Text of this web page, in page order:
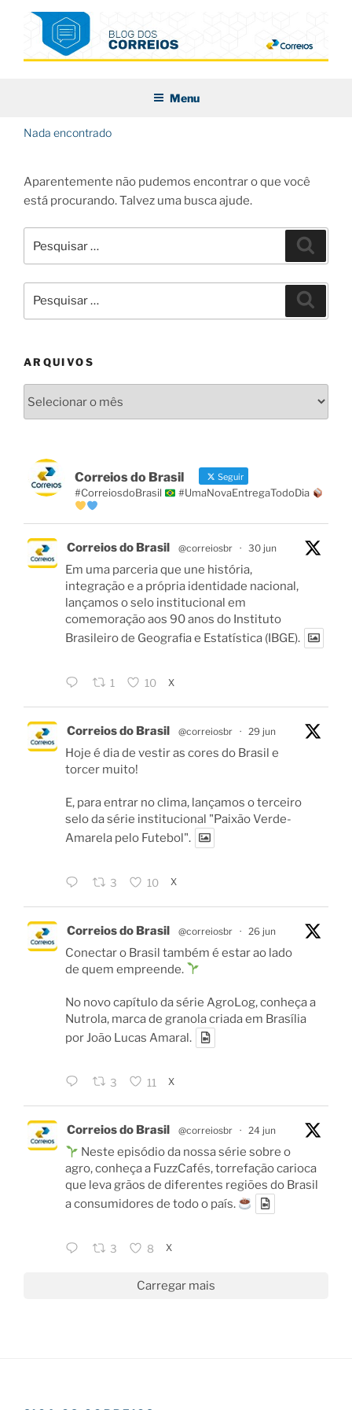
conteúdo
Menu
Nada encontrado
Aparentemente não pudemos encontrar o que você
está procurando. Talvez uma busca ajude.
por:
por:
ARQUIVOS
Correios do Brasil Seguir
#CorreiosdoBrasil #UmaNovaEntregaTodoDia
Correios do Brasil @correiosbr · 30 jun
Em uma parceria que une história,
integração e a própria identidade nacional,
lançamos o selo institucional em
comemoração aos 90 anos do Instituto
Brasileiro de Geografia e Estatística (IBGE).
1 10 X
Correios do Brasil @correiosbr · 29 jun
Hoje é dia de vestir as cores do Brasil e
torcer muito!
E, para entrar no clima, lançamos o terceiro
selo da série institucional "Paixão Verde-
Amarela pelo Futebol".
3 10 X
Correios do Brasil @correiosbr · 26 jun
Conectar o Brasil também é estar ao lado
de quem empreende.
No novo capítulo da série AgroLog, conheça a
Nutrola, marca de granola criada em Brasília
por João Lucas Amaral.
3 11 X
Correios do Brasil @correiosbr · 24 jun
Neste episódio da nossa série sobre o
agro, conheça a FuzzCafés, torrefação carioca
que leva grãos de diferentes regiões do Brasil
a consumidores de todo o país.
3 8 X
Carregar mais